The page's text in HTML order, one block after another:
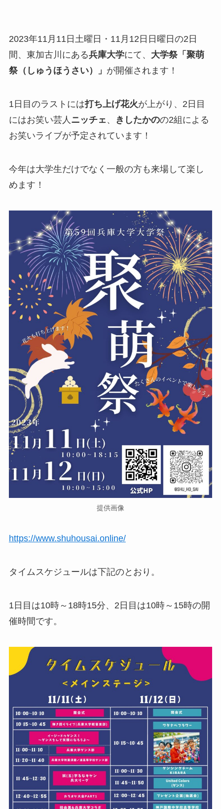
2023年11月11日土曜日・11月12日日曜日の2日
間、東加古川にある兵庫大学にて、 大学祭「聚萌
祭（しゅうほうさい）」 が開催されます！
1日目のラストには打ち上げ花火が上がり、2日目
にはお笑い芸人 ニッチェ 、 きしたかのの2組による
お笑いライブが予定されています！
今年は大学生だけでなく一般の方も来場して楽し
めます！
提供画像
https://www.shuhousai.online/
タイムスケジュールは下記のとおり。
1日目は10時～18時15分、2日目は10時～15時の開
催時間です。